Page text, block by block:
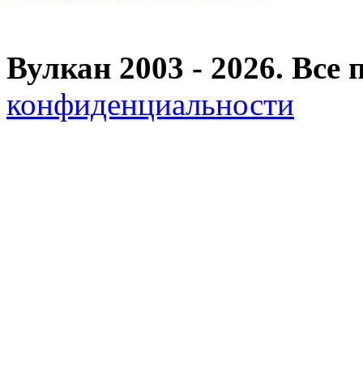
Вулкан 2003 - 2026.
конфиденциальности